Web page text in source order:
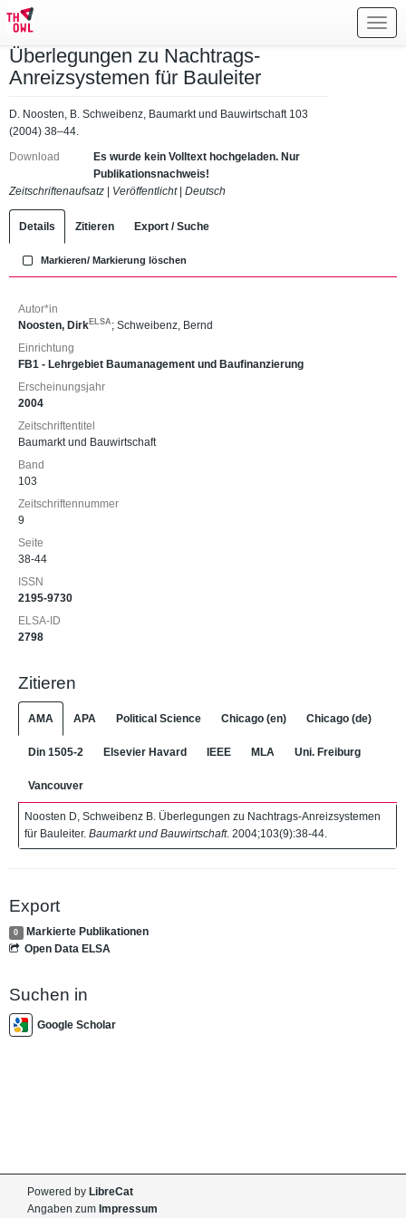
Überlegungen zu Nachtrags-
Anreizsystemen für Bauleiter
D. Noosten, B. Schweibenz, Baumarkt und Bauwirtschaft 103
(2004) 38–44.
Download
Es wurde kein Volltext hochgeladen. Nur
Publikationsnachweis!
Zeitschriftenaufsatz
Veröffentlicht| Deutsch
Details Zitieren Export / Suche
Markieren/ Markierung löschen
Autor*in
Noosten, Dirk ELSA ; Schweibenz, Bernd
Einrichtung
FB1 - Lehrgebiet Baumanagement und Baufinanzierung
Erscheinungsjahr
2004
Zeitschriftentitel
Baumarkt und Bauwirtschaft
Band
103
Zeitschriftennummer
9
Seite
38-44
ISSN
2195-9730
ELSA-ID
2798
Zitieren
AMA APA Political Science Chicago (en) Chicago (de)
Din 1505-2 Elsevier Havard IEEE MLA Uni. Freiburg
Vancouver
Noosten D, Schweibenz B. Überlegungen zu Nachtrags-Anreizsystemen
für Bauleiter. Baumarkt und Bauwirtschaft. 2004;103(9):38-44.
Export
0
Markierte Publikationen
Open Data ELSA
Suchen in
Google Scholar
Powered by LibreCat
Angaben zum Impressum